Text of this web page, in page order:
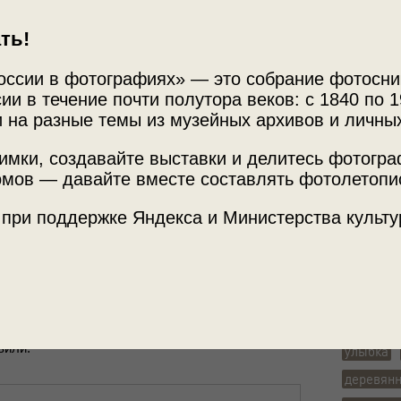
в фотографиях» — это собрание
в течение почти полутора веков: с 1840 по
на разные темы из музейных архивов и
создавайте выставки и делитесь
— давайте вместе составлять
поддержке Яндекса и Министерства
г. Ижевск
улыбка